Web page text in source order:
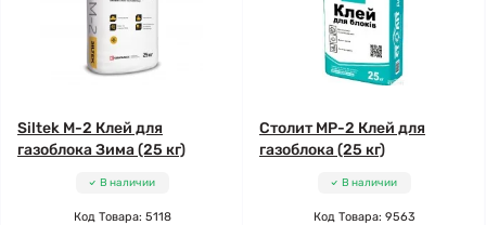
Siltek M-2 Клей для
газоблока Зима (25 кг)
В наличии
Код Товара: 5118
Столит МР-2 Клей для
газоблока (25 кг)
В наличии
Код Товара: 9563